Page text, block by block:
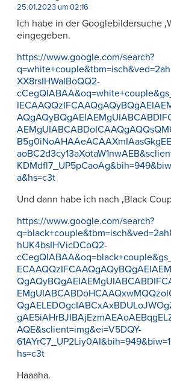
25.01.2023 um 02:16
Ich habe in der Googlebildersuche
eingegeben.
https://www.google.com/search?
XX8rsIHWaIBoQQ2-
a&hs=c3t
Und dann habe ich nach ‚Black
https://www.google.com/search?
hUK4bsIHVicDCoQ2-
AQE&sclient=img&ei=V5DQY-
hs=c3t
Haaaha.